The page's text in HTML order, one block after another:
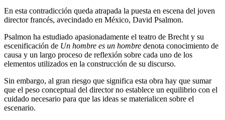
En esta contradicción queda atrapada la puesta en escena del joven
director francés, avecindado en México, David Psalmon.
Psalmon ha estudiado apasionadamente el teatro de Brecht y su
escenificación de Un hombre es un hombre denota conocimiento de
causa y un largo proceso de reflexión sobre cada uno de los
elementos utilizados en la construcción de su discurso.
Sin embargo, al gran riesgo que significa esta obra hay que sumar
que el peso conceptual del director no establece un equilibrio con el
cuidado necesario para que las ideas se materialicen sobre el
escenario.